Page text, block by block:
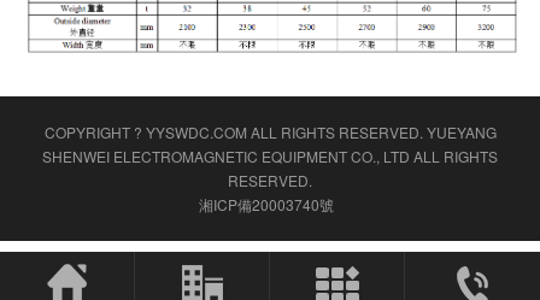
COPYRIGHT ? YYSWDC.COM ALL RIGHTS RESERVED. YUEYANG
SHENWEI ELECTROMAGNETIC EQUIPMENT CO., LTD ALL RIGHTS
RESERVED.
湘ICP備20003740號